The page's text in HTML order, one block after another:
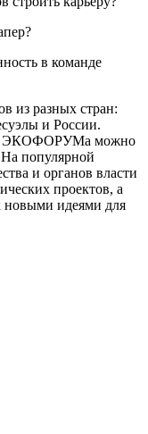
в команде
из разных стран:
и России.
ЭКОФОРУМа можно
популярной
и органов власти
проектов, а
новыми идеями для